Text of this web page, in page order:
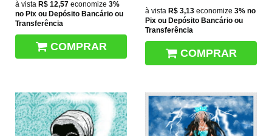
à vista R$ 12,57 economize 3%
no Pix ou Depósito Bancário ou
Transferência
COMPRAR
à vista R$ 3,13 economize 3% no
Pix ou Depósito Bancário ou
Transferência
COMPRAR